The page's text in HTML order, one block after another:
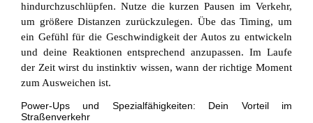
hindurchzuschlüpfen. Nutze die kurzen Pausen im Verkehr,
um größere Distanzen zurückzulegen. Übe das Timing, um
ein Gefühl für die Geschwindigkeit der Autos zu entwickeln
und deine Reaktionen entsprechend anzupassen. Im Laufe
der Zeit wirst du instinktiv wissen, wann der richtige Moment
zum Ausweichen ist.
Power-Ups und Spezialfähigkeiten: Dein Vorteil im
Straßenverkehr